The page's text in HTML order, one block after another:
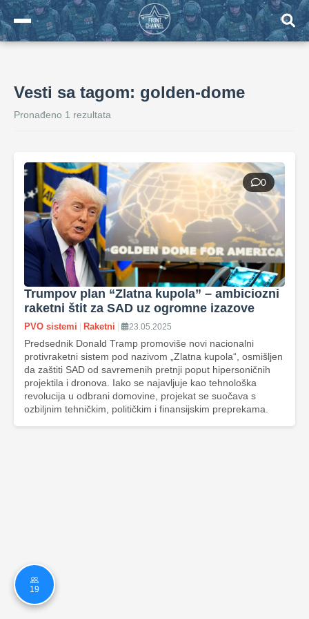
19
Vesti sa tagom: golden-dome
Pronađeno 1 rezultata
0
Trumpov plan “Zlatna kupola” – ambiciozni
raketni štit za SAD uz ogromne izazove
PVO sistemi Raketni 23.05.2025
Predsednik Donald Tramp promoviše novi nacionalni
protivraketni sistem pod nazivom „Zlatna kupola“, osmišljen
da zaštiti SAD od savremenih pretnji poput hipersoničnih
projektila i dronova. Iako se najavljuje kao tehnološka
revolucija u odbrani domovine, projekat se suočava s
ozbiljnim tehničkim, političkim i finansijskim preprekama.